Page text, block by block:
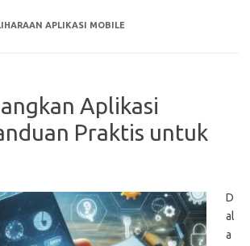
APLIKASI MOBILE
Aplikasi
Praktis untuk
D
al
a